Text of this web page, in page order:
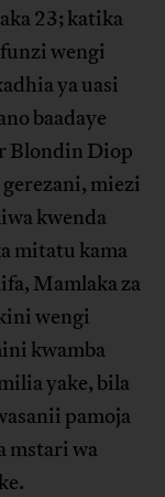
23; katika
wengi
ya uasi
baadaye
Blondin Diop
miezi
kwenda
mitatu kama
Mamlaka za
wengi
kwamba
yake, bila
pamoja
mstari wa